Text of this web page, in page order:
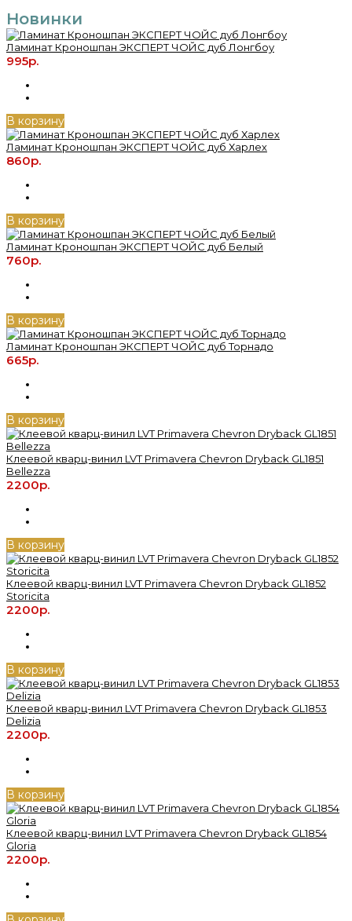
Новинки
Ламинат Кроношпан ЭКСПЕРТ ЧОЙС дуб Лонгбоу
995р.
В корзину
Ламинат Кроношпан ЭКСПЕРТ ЧОЙС дуб Харлех
860р.
В корзину
Ламинат Кроношпан ЭКСПЕРТ ЧОЙС дуб Белый
760р.
В корзину
Ламинат Кроношпан ЭКСПЕРТ ЧОЙС дуб Торнадо
665р.
В корзину
Клеевой кварц-винил LVT Primavera Chevron Dryback GL1851
Bellezza
2200р.
В корзину
Клеевой кварц-винил LVT Primavera Chevron Dryback GL1852
Storicita
2200р.
В корзину
Клеевой кварц-винил LVT Primavera Chevron Dryback GL1853
Delizia
2200р.
В корзину
Клеевой кварц-винил LVT Primavera Chevron Dryback GL1854
Gloria
2200р.